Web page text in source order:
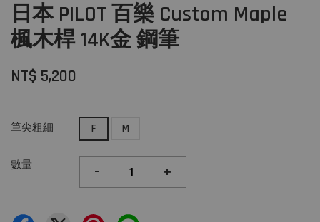
日本 PILOT 百樂 Custom Maple
楓木桿 14K金 鋼筆
NT$ 5,200
筆尖粗細 F M
數量 - +